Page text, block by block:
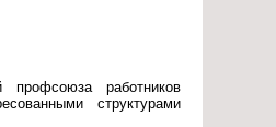
профсоюза работников
структурами